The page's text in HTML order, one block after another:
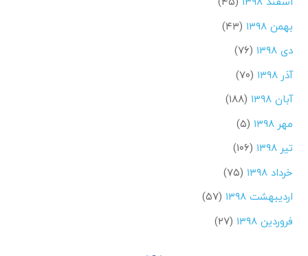
بهمن ۱۳۹۸
(۴۳)
دی ۱۳۹۸
(۷۶)
آذر ۱۳۹۸
(۷۰)
آبان ۱۳۹۸
(۱۸۸)
مهر ۱۳۹۸
(۵)
تیر ۱۳۹۸
(۱۰۶)
خرداد ۱۳۹۸
(۷۵)
اردیبهشت ۱۳۹۸
(۵۷)
فروردین ۱۳۹۸
(۲۷)